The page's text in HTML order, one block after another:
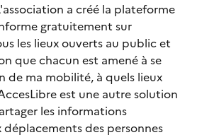
a créé la plateforme
gratuitement sur
les lieux ouverts au public et
que chacun est amené à se
de ma mobilité, à quels lieux
est une autre solution
les informations
déplacements des personnes